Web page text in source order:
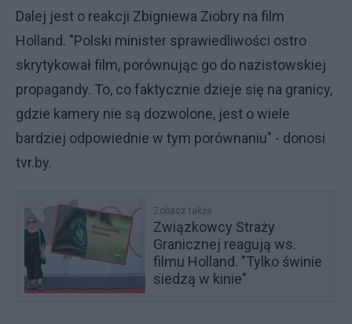
Dalej jest o reakcji Zbigniewa Ziobry na film
Holland. "Polski minister sprawiedliwości ostro
skrytykował film, porównując go do nazistowskiej
propagandy. To, co faktycznie dzieje się na granicy,
gdzie kamery nie są dozwolone, jest o wiele
bardziej odpowiednie w tym porównaniu" - donosi
tvr.by.
Zobacz także
Związkowcy Straży
Granicznej reagują ws.
filmu Holland. "Tylko świnie
siedzą w kinie"